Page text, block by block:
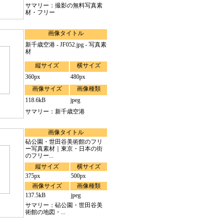
サマリー：撮影の無料写真素
材・フリー
画像タイトル
新千歳空港 - JF052.jpg - 写真素
材
縦サイズ
横サイズ
360px
480px
画像サイズ
画像種類
118.6kB
jpeg
サマリー：新千歳空港
画像タイトル
砧公園・世田谷美術館のフリ
ー写真素材｜東京・日本の街
のフリー...
縦サイズ
横サイズ
375px
500px
画像サイズ
画像種類
137.5kB
jpeg
サマリー：砧公園・世田谷美
術館の地図・...